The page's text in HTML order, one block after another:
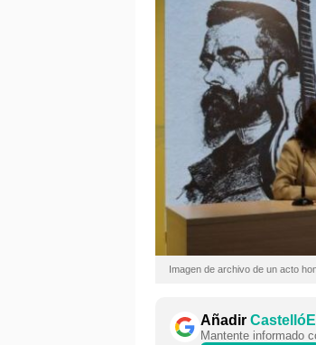
Imagen de archivo de un acto
Añadir
Mantente informado